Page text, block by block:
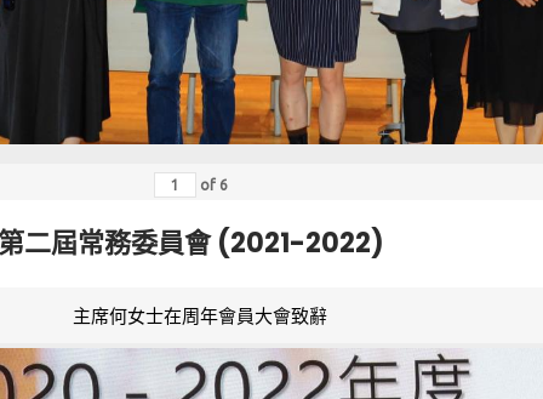
of 6
二屆常務委員會 (2021-2022)
主席何女士在周年會員大會致辭